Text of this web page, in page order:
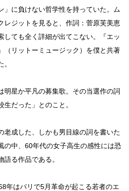
」に負けない哲学性を持っていた。ム
ジットを見ると、作詞：菅原芙美恵
ても全く詳細が出てこない。『エッ
（リットーミュージック）を僕と共著
明星か平凡の募集歌。その当選作の詞
だった」とのこと。
成した、しかも男目線の詞を書いた
の中、60年代の女子高生の感性には恐
る作品である。
年はパリで5月革命が起こる若者のエ